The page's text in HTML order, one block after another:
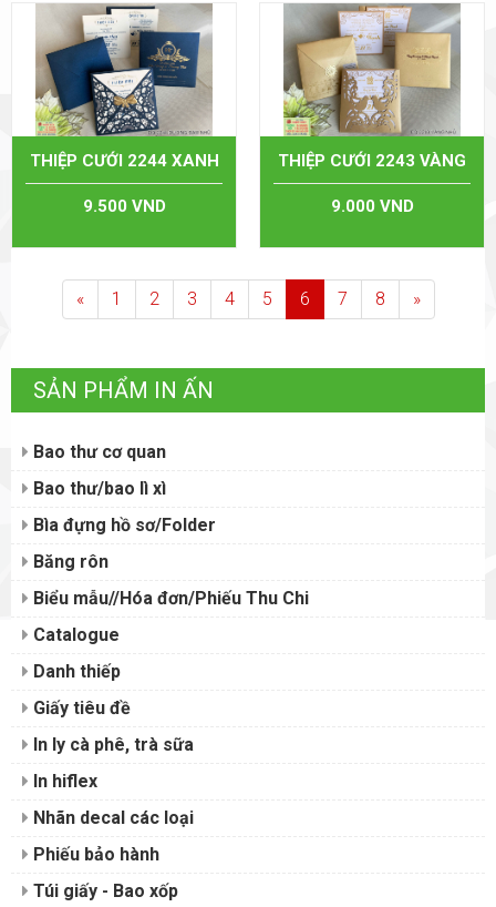
THIỆP CƯỚI 2244 XANH
9.500 VND
THIỆP CƯỚI 2243 VÀNG
9.000 VND
« 1 2 3 4 5 6 7 8 »
SẢN PHẨM IN ẤN
Bao thư cơ quan
Bao thư/bao lì xì
Bìa đựng hồ sơ/Folder
Băng rôn
Biểu mẫu//Hóa đơn/Phiếu Thu Chi
Catalogue
Danh thiếp
Giấy tiêu đề
In ly cà phê, trà sữa
In hiflex
Nhãn decal các loại
Phiếu bảo hành
Túi giấy - Bao xốp